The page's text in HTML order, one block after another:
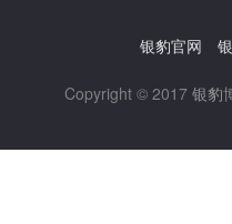
银豹官网
Copyright © 2017 银豹